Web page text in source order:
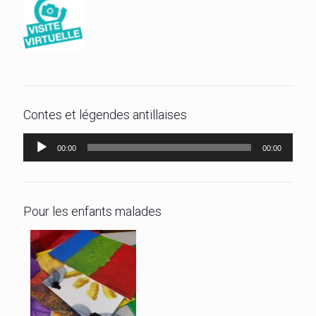
Contes et légendes antillaises
Lecteur
audio
00:00 00:00
Pour les enfants malades